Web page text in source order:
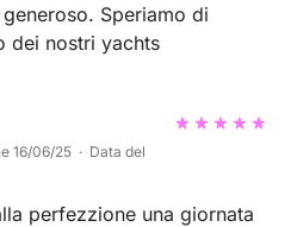
Speriamo di
dei nostri yachts
16/06/25 · Data del
perfezzione una giornata